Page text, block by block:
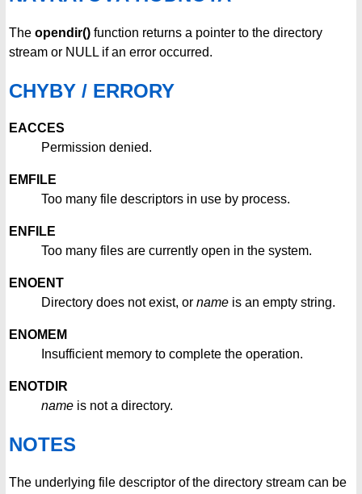
The opendir() function returns a pointer to the directory
stream or NULL if an error occurred.
CHYBY / ERRORY
EACCES
Permission denied.
EMFILE
Too many file descriptors in use by process.
ENFILE
Too many files are currently open in the system.
ENOENT
Directory does not exist, or name is an empty string.
ENOMEM
Insufficient memory to complete the operation.
ENOTDIR
name is not a directory.
NOTES
The underlying file descriptor of the directory stream can be